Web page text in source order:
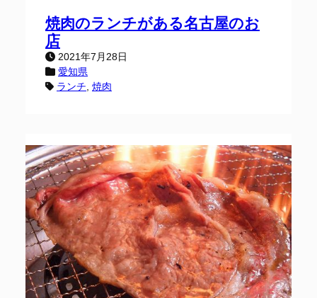
焼肉のランチがある名古屋のお
店
2021年7月28日
愛知県
ランチ, 焼肉